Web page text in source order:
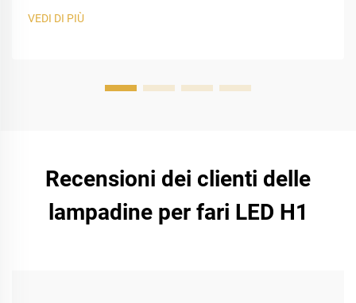
qualità di esperti nell’illuminazione automobilistica,
VEDI DI PIÙ
Recensioni dei clienti delle
lampadine per fari LED H1